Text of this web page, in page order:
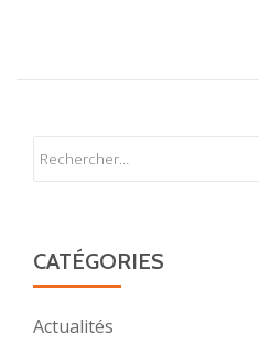
CATÉGORIES
Actualités